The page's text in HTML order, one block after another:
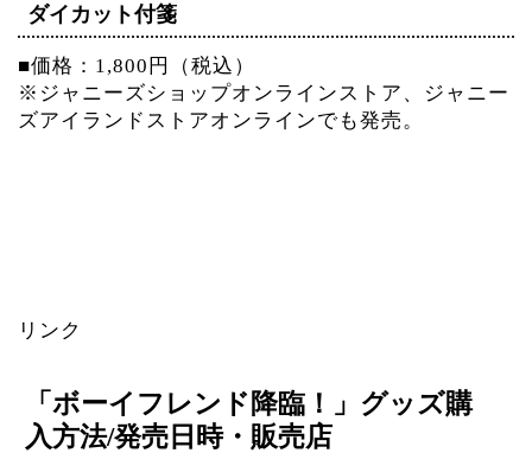
ダイカット付箋
■価格：1,800円（税込）
※ジャニーズショップオンラインストア、ジャニー
ズアイランドストアオンラインでも発売。
リンク
「ボーイフレンド降臨！」グッズ購
入方法/発売日時・販売店